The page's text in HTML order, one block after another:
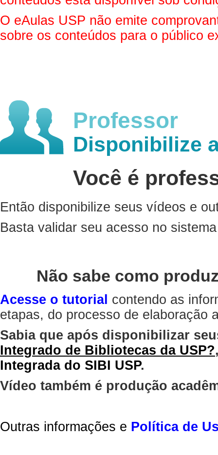
O eAulas USP não emite
sobre os conteúdos para o público
Professor
Disponibilize
Você é
Então disponibilize seus vídeos e
Basta validar seu acesso no
Não sabe como
Acesse o tutorial contendo as
etapas, do processo de elaboração
Sabia que após disponibilizar
Integrado de Bibliotecas da USP?
Integrada do SIBI USP.
Vídeo também é produção
Outras informações e Política de